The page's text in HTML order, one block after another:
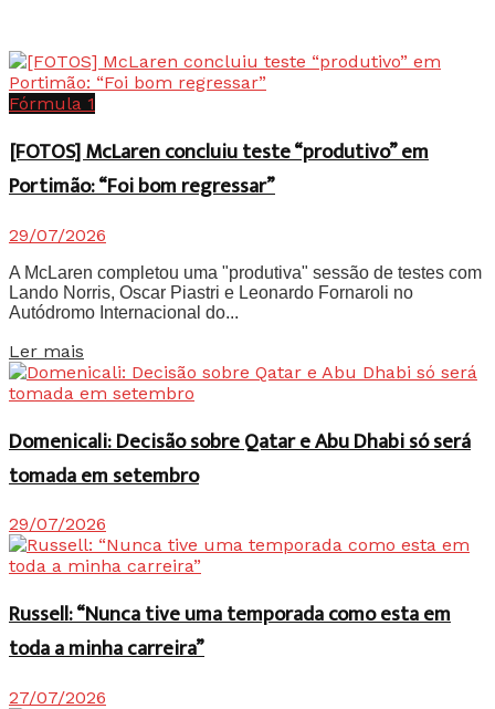
Fórmula 1
[FOTOS] McLaren concluiu teste “produtivo” em
Portimão: “Foi bom regressar”
29/07/2026
A McLaren completou uma "produtiva" sessão de testes com
Lando Norris, Oscar Piastri e Leonardo Fornaroli no
Autódromo Internacional do...
Ler mais
Domenicali: Decisão sobre Qatar e Abu Dhabi só será
tomada em setembro
29/07/2026
Russell: “Nunca tive uma temporada como esta em
toda a minha carreira”
27/07/2026